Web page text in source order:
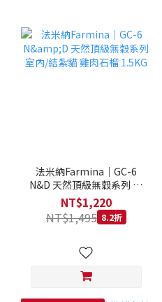
法米納Farmina｜GC-6
N&D 天然頂級無穀系列 室
內/結紮貓 雞肉石榴 1.5KG
NT$1,220
NT$1,495 8.2折